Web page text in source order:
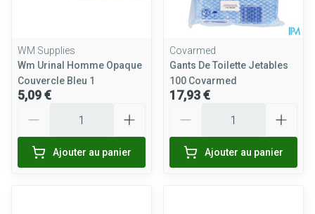
WM Supplies
Wm Urinal Homme Opaque
Couvercle Bleu 1
5,09 €
Ajouter au panier
Covarmed
Gants De Toilette Jetables
100 Covarmed
17,93 €
Ajouter au panier